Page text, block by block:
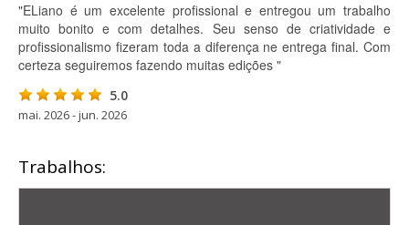
"ELiano é um excelente profissional e entregou um trabalho
muito bonito e com detalhes. Seu senso de criatividade e
profissionalismo fizeram toda a diferença ne entrega final. Com
certeza seguiremos fazendo muitas edições "
5.0
mai. 2026 - jun. 2026
Trabalhos: